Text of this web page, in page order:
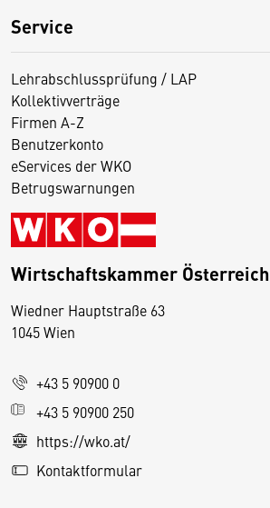
Service
Lehrabschlussprüfung / LAP
Kollektivverträge
Firmen A-Z
Benutzerkonto
eServices der WKO
Betrugswarnungen
Wirtschaftskammer Österreich
Wiedner Hauptstraße 63
1045 Wien
+43 5 90900 0
+43 5 90900 250
https://wko.at/
Kontaktformular
D
s
e
S
e